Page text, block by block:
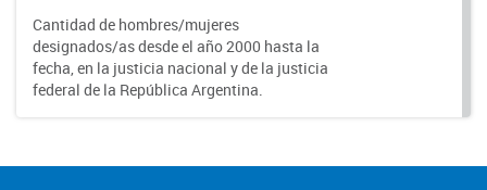
Cantidad de hombres/mujeres
designados/as desde el año 2000 hasta la
fecha, en la justicia nacional y de la justicia
federal de la República Argentina.